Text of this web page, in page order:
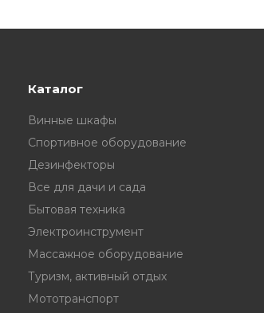
Каталог
Винные шкафы
Спортивное оборудование
Дезинфекторы
Все для дачи и сада
Бытовая техника
Электроинструмент
Массажное оборудование
Туризм, активный отдых
Мототранспорт